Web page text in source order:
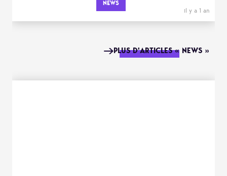
NEWS
il y a 1 an
PLUS D'ARTICLES « NEWS »